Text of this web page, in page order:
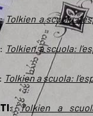
: Tolkien a scuola:
: Tolkien a scuola:
Tolkien a scuola:
:Tolkien a